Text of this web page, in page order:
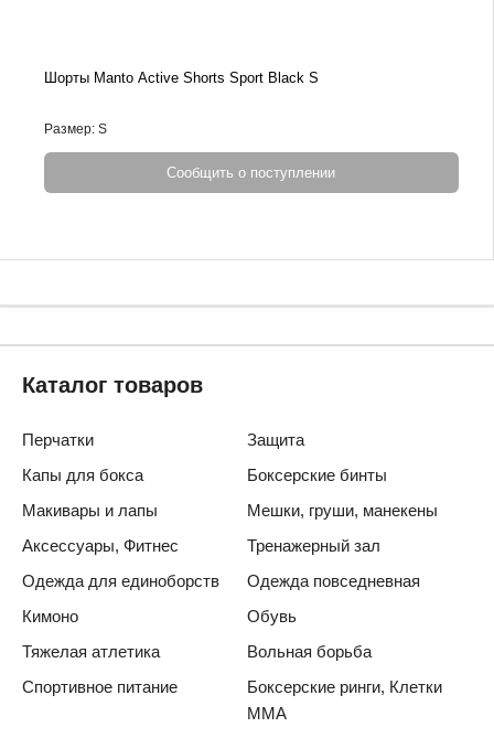
Шорты Manto Active Shorts Sport Black S
Размер: S
Сообщить о поступлении
Каталог товаров
Перчатки
Защита
Капы для бокса
Боксерские бинты
Макивары и лапы
Мешки, груши, манекены
Аксессуары, Фитнес
Тренажерный зал
Одежда для единоборств
Одежда повседневная
Кимоно
Обувь
Тяжелая атлетика
Вольная борьба
Спортивное питание
Боксерские ринги, Клетки
ММА